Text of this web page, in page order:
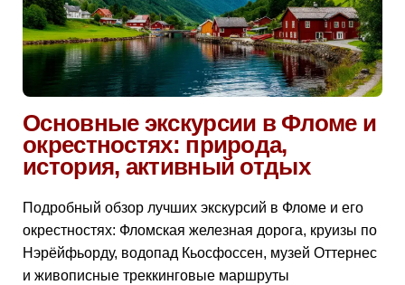
Основные экскурсии в Фломе и
окрестностях: природа,
история, активный отдых
Подробный обзор лучших экскурсий в Фломе и его
окрестностях: Фломская железная дорога, круизы по
Нэрёйфьорду, водопад Кьосфоссен, музей Оттернес
и живописные треккинговые маршруты